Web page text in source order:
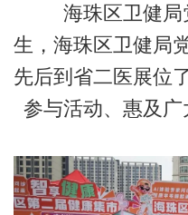
海珠区卫健
生，海珠区卫健局
先后到省二医展位
参与活动、惠及广